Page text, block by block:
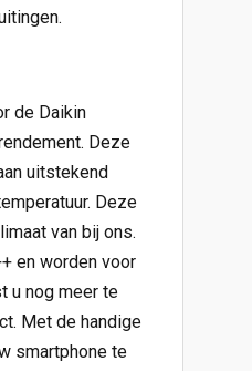
de Daikin
Deze
uitstekend
Deze
van bij ons.
en worden voor
u nog meer te
Met de handige
smartphone te